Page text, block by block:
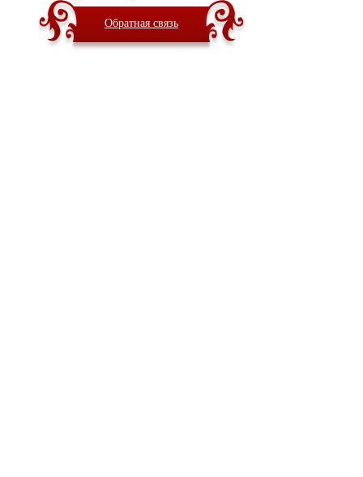
Обратная связь